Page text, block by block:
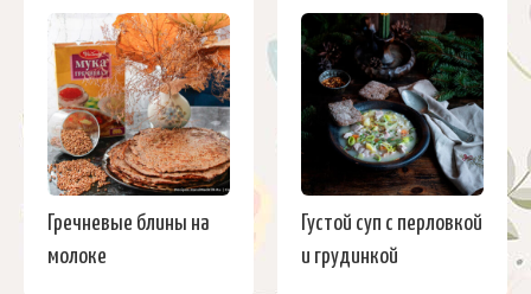
Гречневые блины на
молоке
Густой суп с перловкой
и грудинкой